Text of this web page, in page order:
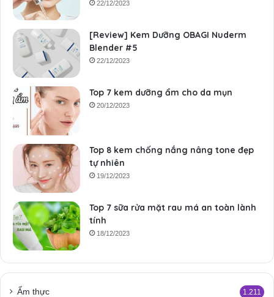
22/12/2023
[Review] Kem Dưỡng OBAGI Nuderm
Blender #5
22/12/2023
Top 7 kem dưỡng ẩm cho da mụn
20/12/2023
Top 8 kem chống nắng nâng tone đẹp
tự nhiên
19/12/2023
Top 7 sữa rửa mặt rau má an toàn lành
tính
18/12/2023
Ẩm thực 1.211